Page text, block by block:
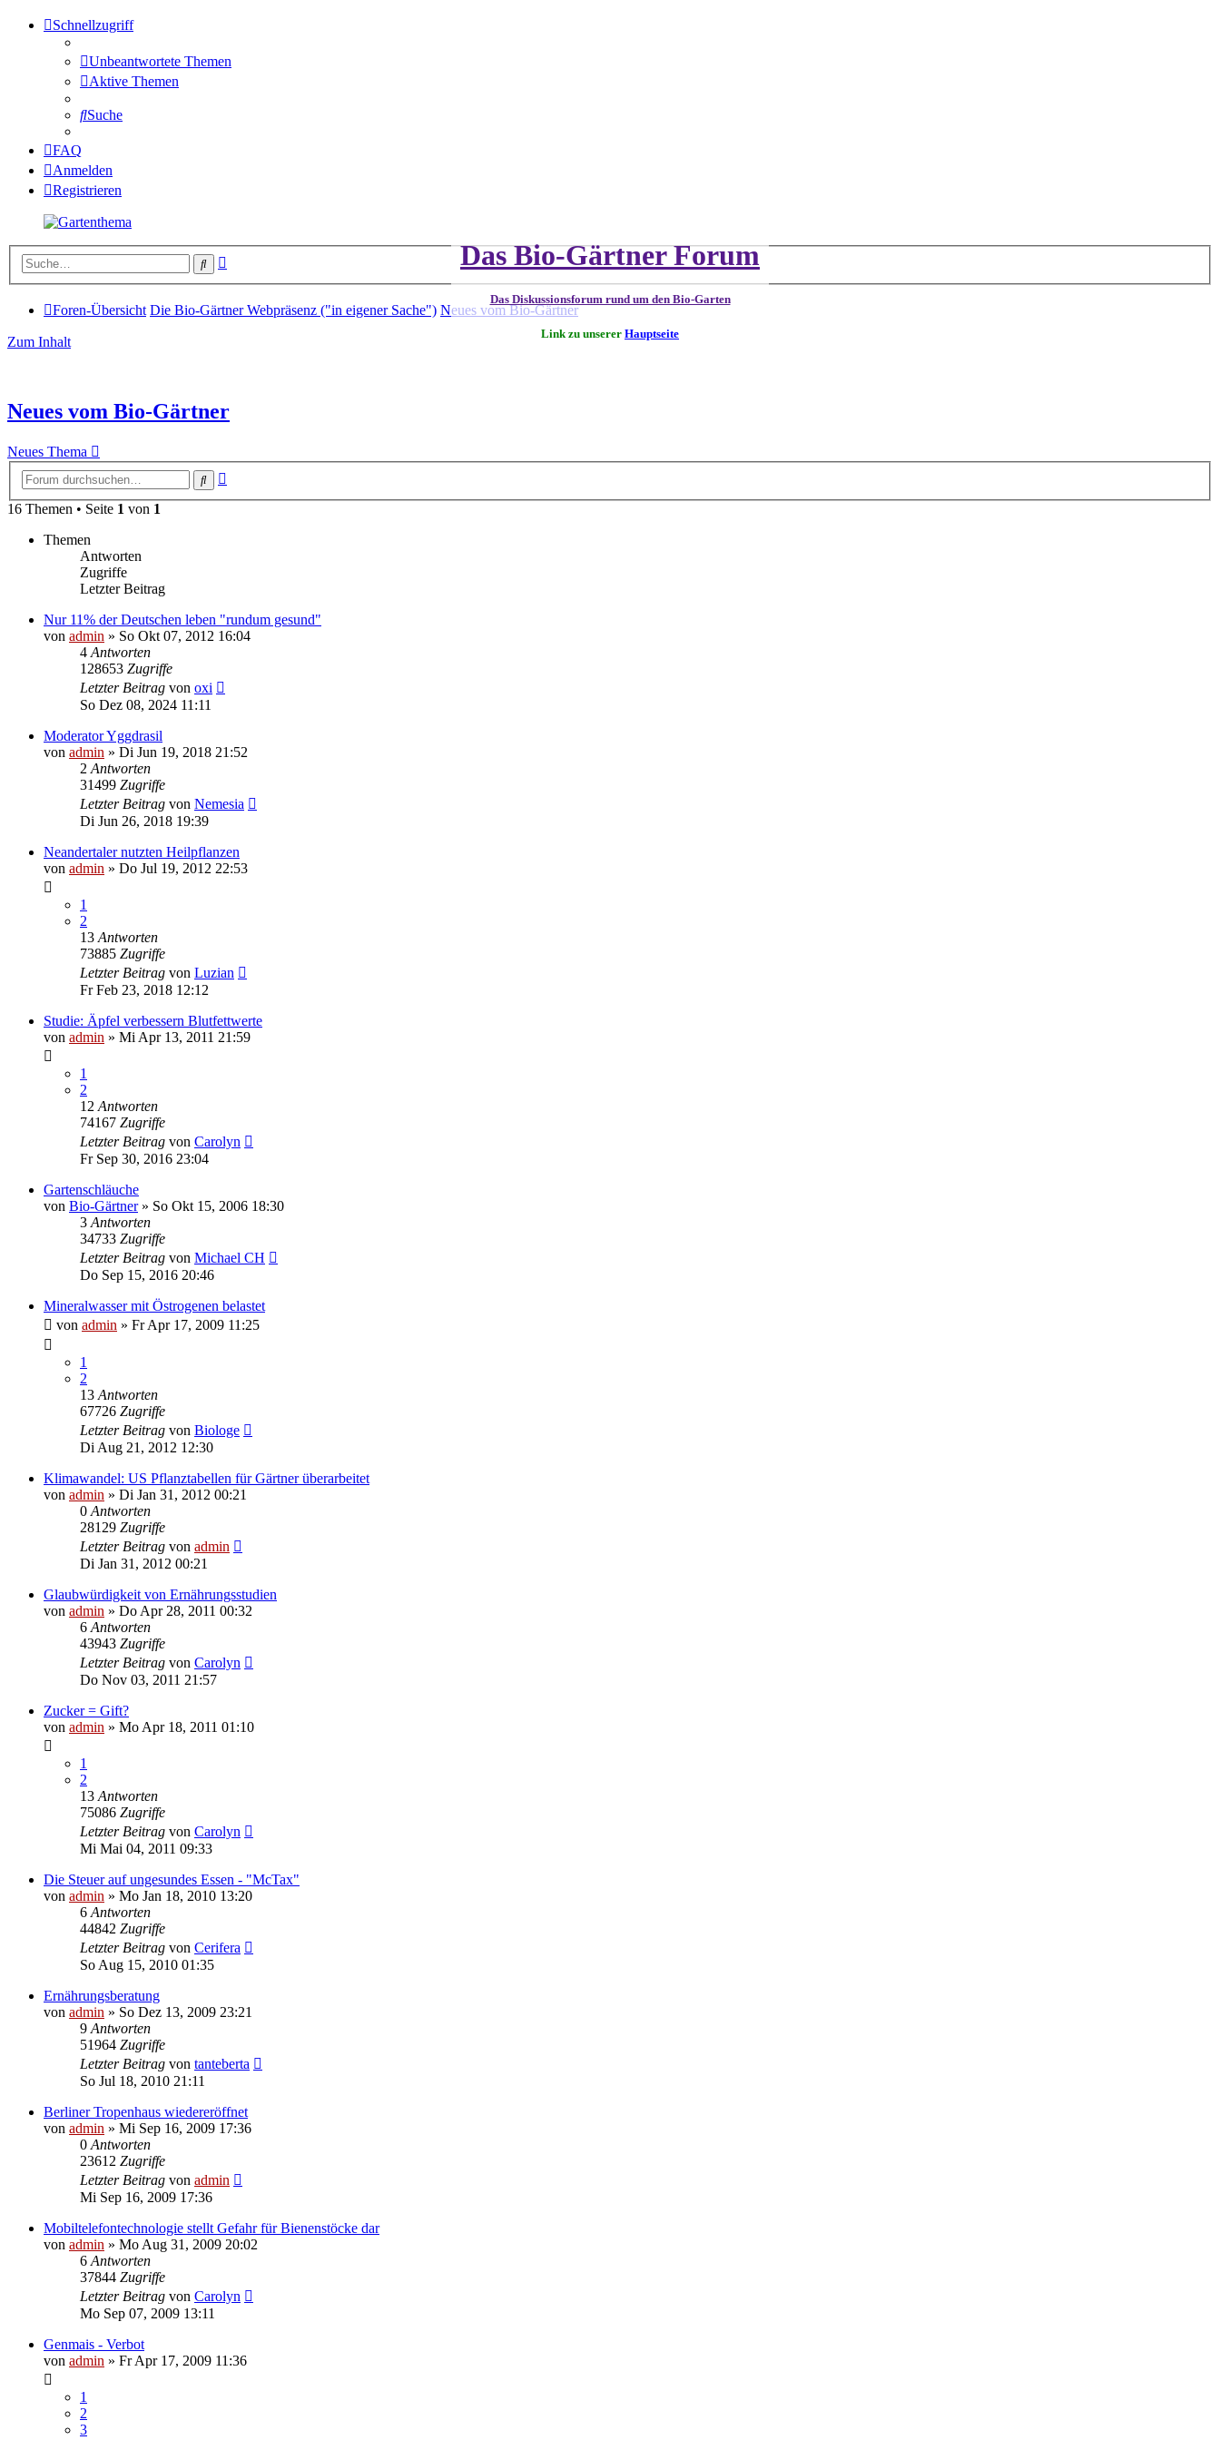
Schnellzugriff
Unbeantwortete Themen
Aktive Themen
Suche
FAQ
Anmelden
Registrieren
Das Bio-Gärtner Forum
Das Diskussionsforum rund um den Bio-Garten
Link zu unserer Hauptseite
Suche
Foren-Übersicht Die Bio-Gärtner Webpräsenz ("in eigener Sache") Neues vom Bio-Gärtner
Zum Inhalt
Neues vom Bio-Gärtner
Neues Thema
Suche
16 Themen • Seite 1 von 1
Themen
Antworten
Zugriffe
Letzter Beitrag
Nur 11% der Deutschen leben "rundum gesund"
von admin » So Okt 07, 2012 16:04
4 Antworten
128653 Zugriffe
Letzter Beitrag von oxi
So Dez 08, 2024 11:11
Moderator Yggdrasil
von admin » Di Jun 19, 2018 21:52
2 Antworten
31499 Zugriffe
Letzter Beitrag von Nemesia
Di Jun 26, 2018 19:39
Neandertaler nutzten Heilpflanzen
von admin » Do Jul 19, 2012 22:53
1
2
13 Antworten
73885 Zugriffe
Letzter Beitrag von Luzian
Fr Feb 23, 2018 12:12
Studie: Äpfel verbessern Blutfettwerte
von admin » Mi Apr 13, 2011 21:59
1
2
12 Antworten
74167 Zugriffe
Letzter Beitrag von Carolyn
Fr Sep 30, 2016 23:04
Gartenschläuche
von Bio-Gärtner» So Okt 15, 2006 18:30
3 Antworten
34733 Zugriffe
Letzter Beitrag von Michael CH
Do Sep 15, 2016 20:46
Mineralwasser mit Östrogenen belastet
von admin » Fr Apr 17, 2009 11:25
1
2
13 Antworten
67726 Zugriffe
Letzter Beitrag von Biologe
Di Aug 21, 2012 12:30
Klimawandel: US Pflanztabellen für Gärtner überarbeitet
von admin » Di Jan 31, 2012 00:21
0 Antworten
28129 Zugriffe
Letzter Beitrag von admin
Di Jan 31, 2012 00:21
Glaubwürdigkeit von Ernährungsstudien
von admin » Do Apr 28, 2011 00:32
6 Antworten
43943 Zugriffe
Letzter Beitrag von Carolyn
Do Nov 03, 2011 21:57
Zucker = Gift?
von admin » Mo Apr 18, 2011 01:10
1
2
13 Antworten
75086 Zugriffe
Letzter Beitrag von Carolyn
Mi Mai 04, 2011 09:33
Die Steuer auf ungesundes Essen - "McTax"
von admin » Mo Jan 18, 2010 13:20
6 Antworten
44842 Zugriffe
Letzter Beitrag von Cerifera
So Aug 15, 2010 01:35
Ernährungsberatung
von admin » So Dez 13, 2009 23:21
9 Antworten
51964 Zugriffe
Letzter Beitrag von tanteberta
So Jul 18, 2010 21:11
Berliner Tropenhaus wiedereröffnet
von admin » Mi Sep 16, 2009 17:36
0 Antworten
23612 Zugriffe
Letzter Beitrag von admin
Mi Sep 16, 2009 17:36
Mobiltelefontechnologie stellt Gefahr für Bienenstöcke dar
von admin » Mo Aug 31, 2009 20:02
6 Antworten
37844 Zugriffe
Letzter Beitrag von Carolyn
Mo Sep 07, 2009 13:11
Genmais - Verbot
von admin » Fr Apr 17, 2009 11:36
1
2
3